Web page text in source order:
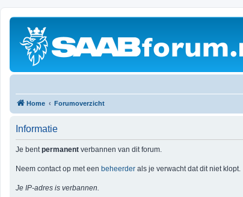
Home Forumoverzicht
Informatie
Je bentpermanent verbannen van dit forum.
Neem contact op met een beheerder als je verwacht dat dit niet klopt.
Je IP-adres is verbannen.